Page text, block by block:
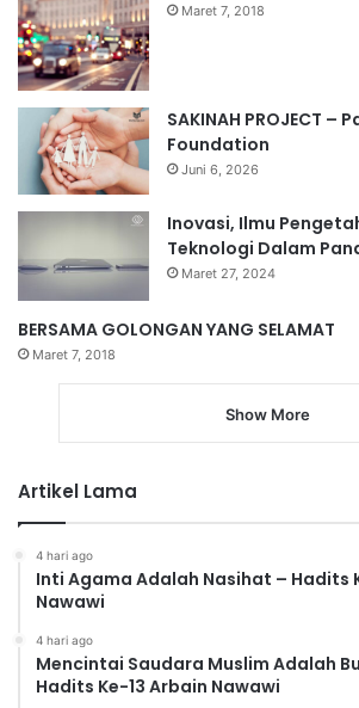
Maret 7, 2018
SAKINAH PROJECT –
Foundation
Juni 6, 2026
Inovasi, Ilmu
Teknologi Dalam
Maret 27, 2024
BERSAMA GOLONGAN YANG SELAMAT
Maret 7, 2018
Show More
Artikel Lama
4 hari ago
Inti Agama Adalah Nasihat – Hadits
Nawawi
4 hari ago
Mencintai Saudara Muslim Adalah
Hadits Ke-13 Arbain Nawawi